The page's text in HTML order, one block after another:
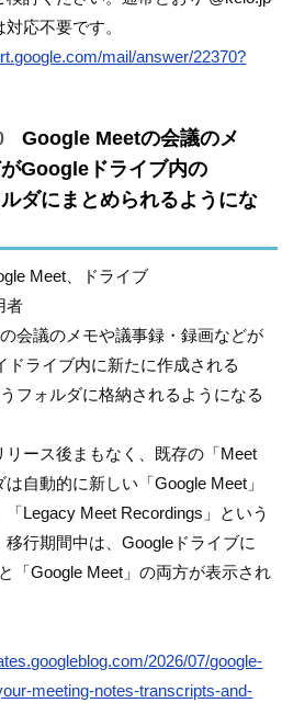
応不要です。
mail/answer/22370?
Google Meetの会議のメ
Googleドライブ内の
ダにまとめられるようにな
Meet、ドライブ
者
の会議のメモや議事録・録画などが
ドライブ内に新たに作成される
うフォルダに格納されるようになる
リース後まもなく、既存の「Meet
自動的に新しい「Google Meet」
Legacy Meet Recordings」という
行期間中は、Googleドライブに
「Google Meet」の両方が表示され
2026/07/google-
meeting-notes-transcripts-and-